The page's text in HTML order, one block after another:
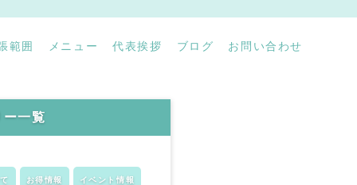
範囲 メニュー 代表挨拶 ブログ お問い合わせ
ー一覧
お得情報 イベント情報